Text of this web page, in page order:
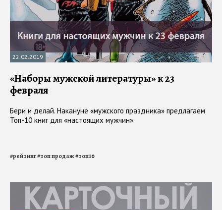
22.02.2019
«Наборы мужской литературы» к 23
февраля
Бери и делай. Накануне «мужского праздника» предлагаем
Топ-10 книг для «настоящих мужчин»
#рейтинг#топ продаж#топ10